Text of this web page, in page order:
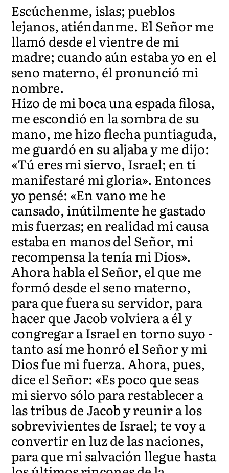
Escúchenme, islas; pueblos
lejanos, atiéndanme. El Señor me
llamó desde el vientre de mi
madre; cuando aún estaba yo en el
seno materno, él pronunció mi
nombre.
Hizo de mi boca una espada filosa,
me escondió en la sombra de su
mano, me hizo flecha puntiaguda,
me guardó en su aljaba y me dijo:
«Tú eres mi siervo, Israel; en ti
manifestaré mi gloria». Entonces
yo pensé: «En vano me he
cansado, inútilmente he gastado
mis fuerzas; en realidad mi causa
estaba en manos del Señor, mi
recompensa la tenía mi Dios».
Ahora habla el Señor, el que me
formó desde el seno materno,
para que fuera su servidor, para
hacer que Jacob volviera a él y
congregar a Israel en torno suyo -
tanto así me honró el Señor y mi
Dios fue mi fuerza. Ahora, pues,
dice el Señor: «Es poco que seas
mi siervo sólo para restablecer a
las tribus de Jacob y reunir a los
sobrevivientes de Israel; te voy a
convertir en luz de las naciones,
para que mi salvación llegue hasta